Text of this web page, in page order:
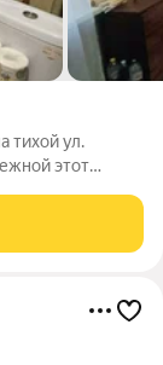
тихой ул.
этот
семейного